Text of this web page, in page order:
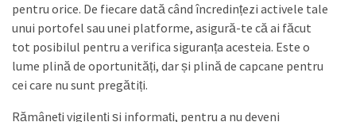
pentru orice. De fiecare dată când încredințezi activele tale
unui portofel sau unei platforme, asigură-te că ai făcut
tot posibilul pentru a verifica siguranța acesteia. Este o
lume plină de oportunități, dar și plină de capcane pentru
cei care nu sunt pregătiți.
Rămâneți vigilenți și informați, pentru a nu deveni